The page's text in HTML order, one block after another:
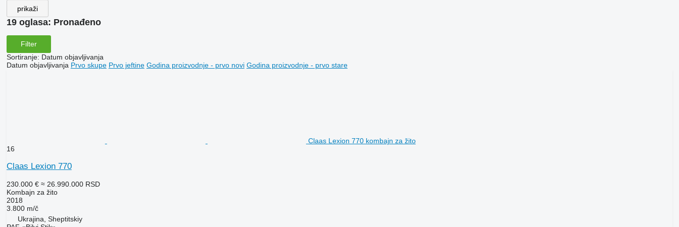
prikaži
19 oglasa: Pronađeno
Filter
Sortiranje: Datum objavljivanja
Datum objavljivanja Prvo skupe Prvo jeftine Godina proizvodnje - prvo novi Godina proizvodnje - prvo stare
Claas Lexion 770 kombajn za žito
16
Claas Lexion 770
230.000 € ≈ 26.990.000 RSD
Kombajn za žito
2018
3.800 m/č
Ukrajina, Sheptitskiy